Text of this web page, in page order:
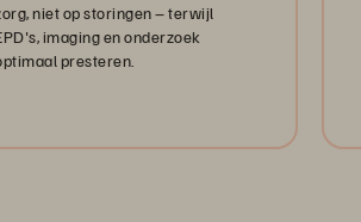
niet op storingen – terwijl
imaging en onderzoek
presteren.